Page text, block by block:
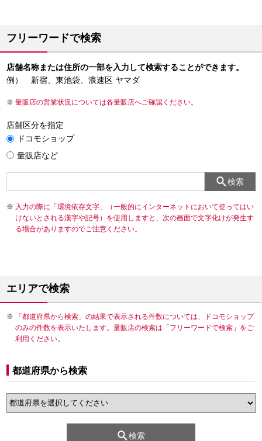
フリーワードで検索
店舗名称または住所の一部を入力して検索することができます。
例） 新宿、東池袋、浪速区 ヤマダ
量販店の営業状況については各量販店へご確認ください。
店舗区分を指定
ドコモショップ
量販店など
検索
入力の際に「環境依存文字」（一般的にインターネットにおいて使ってはい
けないとされる漢字や記号）を使用しますと、次の画面で文字化けが発生す
る場合がありますのでご注意ください。
エリアで検索
「都道府県から検索」の結果で表示される件数については、ドコモショップ
のみの件数を表示いたします。量販店の検索は「フリーワードで検索」をご
利用ください。
都道府県から検索
検索